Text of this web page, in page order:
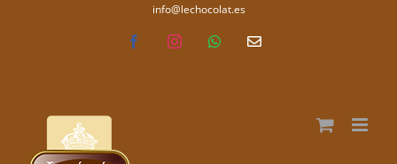
info@lechocolat.es
FacebookInstagramWhatsAppCorreo